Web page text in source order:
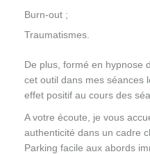
Burn-out ;
Traumatismes.
De plus, formé en hypnose
cet outil dans mes séances
effet positif au cours des
A votre écoute, je vous
authenticité dans un cadre
Parking facile aux abords